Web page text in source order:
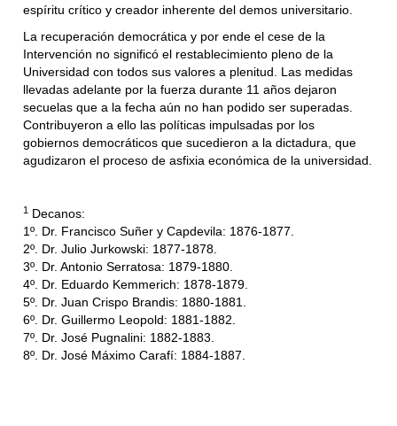
espíritu crítico y creador inherente del demos universitario.
La recuperación democrática y por ende el cese de la
Intervención no significó el restablecimiento pleno de la
Universidad con todos sus valores a plenitud. Las medidas
llevadas adelante por la fuerza durante 11 años dejaron
secuelas que a la fecha aún no han podido ser superadas.
Contribuyeron a ello las políticas impulsadas por los
gobiernos democráticos que sucedieron a la dictadura, que
agudizaron el proceso de asfixia económica de la universidad.
1 Decanos:
1º. Dr. Francisco Suñer y Capdevila: 1876-1877.
2º. Dr. Julio Jurkowski: 1877-1878.
3º. Dr. Antonio Serratosa: 1879-1880.
4º. Dr. Eduardo Kemmerich: 1878-1879.
5º. Dr. Juan Crispo Brandis: 1880-1881.
6º. Dr. Guillermo Leopold: 1881-1882.
7º. Dr. José Pugnalini: 1882-1883.
8º. Dr. José Máximo Carafí: 1884-1887.